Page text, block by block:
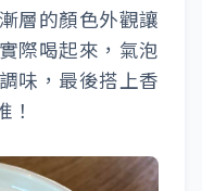
層的顏色外觀讓
際喝起來，氣泡
味，最後搭上香
！